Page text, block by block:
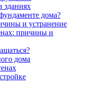
зданиях
дома?
и устранение
причины и
дома